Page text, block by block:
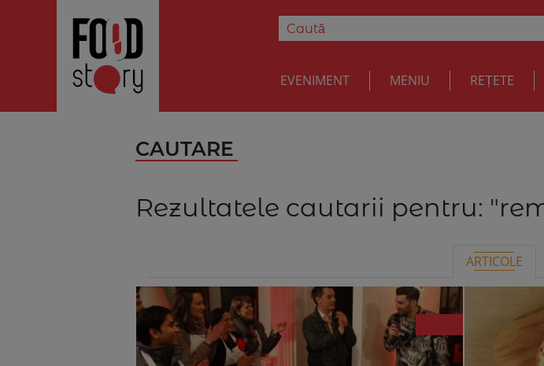
EVENIMENT MENIU REȚETE
CAUTARE
Rezultatele cautarii pentru:
ARTICOLE